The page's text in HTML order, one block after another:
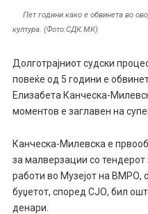
Пет години како е обвинета во
култура. (Фото:СДК.МК)
Долготрајниот судски
повеќе од 5 години е
Елизабета Канческа-
моментов е заглавен на
Канческа-Милевска е
за малверзации со
работи во Музејот на ВМРО,
буџетот, според СЈО, бил
денари.